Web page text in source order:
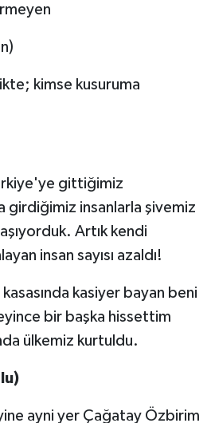
kimse kusuruma
gittiğimiz
girdiğimiz insanlarla şivemiz
Artık kendi
insan sayısı azaldı!
kasiyer bayan beni
bir başka hissettim
ülkemiz kurtuldu.
ayni yer Çağatay Özbirim